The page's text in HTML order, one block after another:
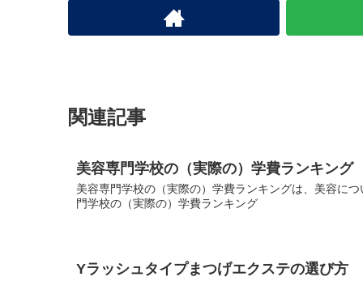
関連記事
美容専門学校の（実際の）学費ランキング
美容専門学校の（実際の）学費ランキングは、美容に
門学校の（実際の）学費ランキング
Yラッシュタイプまつげエクステの選び方